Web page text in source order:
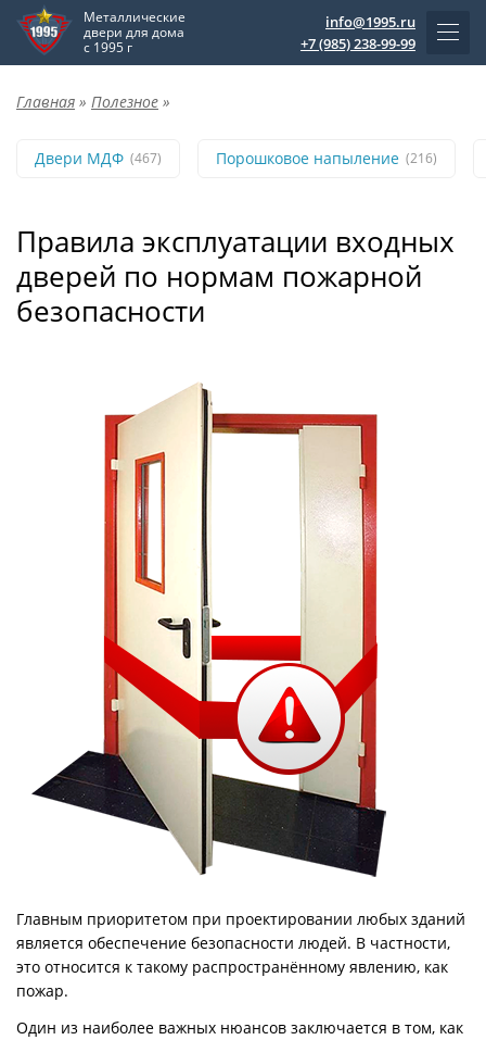
Металлические
двери для дома
с 1995 г
info@1995.ru
+7 (985) 238-99-99
Главная » Полезное »
Двери МДФ (467) Порошковое напыление (216)
Правила эксплуатации входных
дверей по нормам пожарной
безопасности
Главным приоритетом при проектировании любых зданий
является обеспечение безопасности людей. В частности,
это относится к такому распространённому явлению, как
пожар.
Один из наиболее важных нюансов заключается в том, как